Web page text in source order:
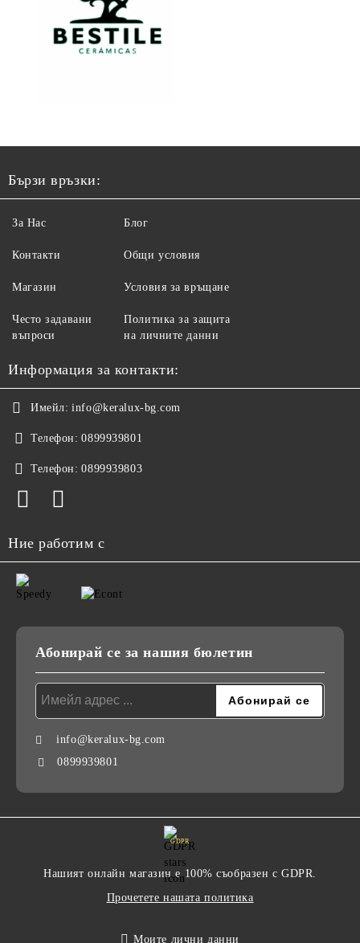
Бързи връзки:
За Нас
Контакти
Магазин
Често задавани
въпроси
Блог
Общи условия
Условия за връщане
Политика за защита
на личните данни
Информация за контакти:
Имейл: info@keralux-bg.com
Телефон: 0899939801
Телефон: 0899939803
Ние работим с
Абонирай се за нашия бюлетин
info@keralux-bg.com
0899939801
GDPR
Нашият онлайн магазин е 100% съобразен с GDPR.
Прочетете нашата политика
Моите лични данни